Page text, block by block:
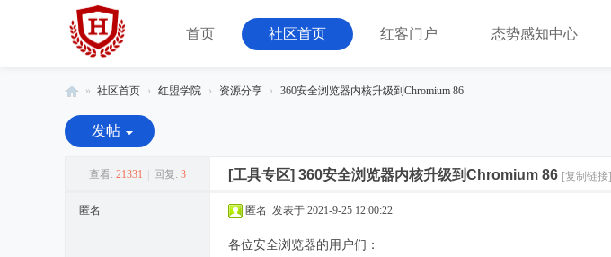
首页 社区首页 红客门户 态势感知中心
红
客
» 社区首页 › 红盟学院 › 资源分享 › 360安全浏览器内核升级到Chromium 86
发帖
查看: 21331 回复: 3 [工具专区] 360安全浏览器内核升级到Chromium 86 [复制链接]
匿名 匿名 发表于 2021-9-25 12:00:22
各位安全浏览器的用户们：